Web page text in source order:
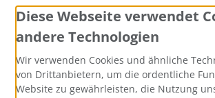
günstigenPreisen ein ✔
Sie erhalten die Pflanzen
Wunschtermin -frischund
Pflanzenbeet ✔
Sie bekommen in aller Regel den
mitgeteilt, meist per telefonischer
Diese Webseite verwendet
andere Technologien
Wir verwenden Cookies und ähnliche
von Drittanbietern, um die ordentliche
Website zu gewährleisten, die Nutzung